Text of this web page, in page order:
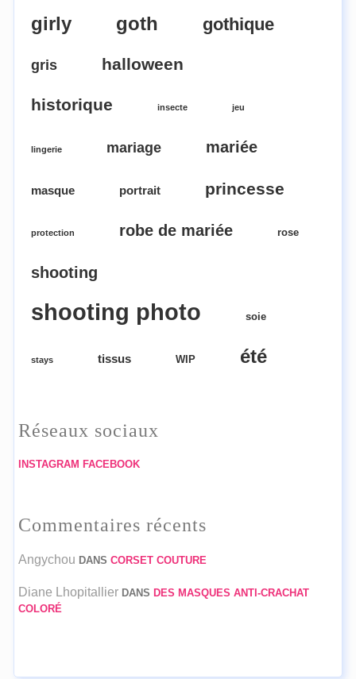
girly goth gothique
gris halloween
historique insecte jeu
lingerie mariage mariée
masque portrait princesse
protection robe de mariée rose
shooting
shooting photo soie
stays tissus WIP été
Réseaux sociaux
INSTAGRAM FACEBOOK
Commentaires récents
Angychou DANS CORSET COUTURE
Diane Lhopitallier DANS DES MASQUES ANTI-CRACHAT
COLORÉ